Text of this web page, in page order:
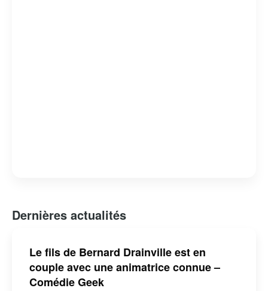
Dernières actualités
Le fils de Bernard Drainville est en
couple avec une animatrice connue –
Comédie Geek